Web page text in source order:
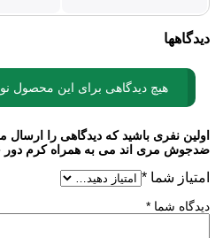
دیدگاهها
هیچ دیدگاهی برای این محصول
اولین نفری باشید که دیدگاهی را
ضدجوش مری اند می به همراه کرم
امتیاز شما *
دیدگاه شما *